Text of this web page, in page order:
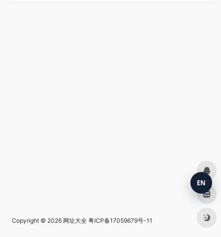
Copyright © 2026 网址大全 粤ICP备17059679号-11
EN